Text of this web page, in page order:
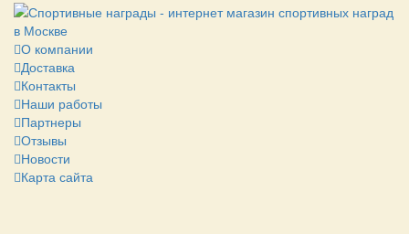
О компании
Доставка
Контакты
Наши работы
Партнеры
Отзывы
Новости
Карта сайта